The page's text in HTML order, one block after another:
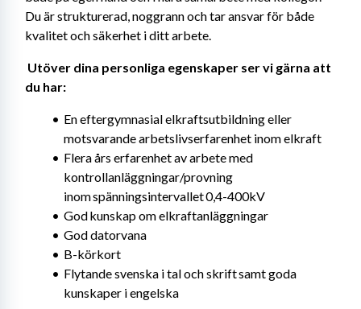
Du är strukturerad, noggrann och tar ansvar för både
kvalitet och säkerhet i ditt arbete.
Utöver dina personliga egenskaper ser vi gärna att
du har:
En eftergymnasial elkraftsutbildning eller
motsvarande arbetslivserfarenhet inom elkraft
Flera års erfarenhet av arbete med
kontrollanläggningar/provning
inom spänningsintervallet 0,4-400kV
God kunskap om elkraftanläggningar
God datorvana
B-körkort
Flytande svenska i tal och skrift samt goda
kunskaper i engelska